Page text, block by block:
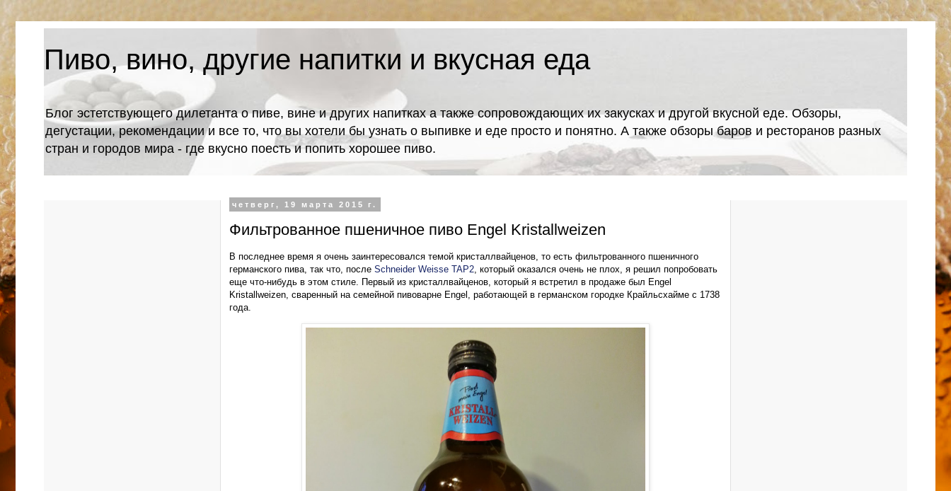
Пиво, вино, другие напитки и вкусная еда
Блог эстетствующего дилетанта о пиве, вине и других напитках а также сопровождающих их закусках и другой вкусной еде. Обзоры,
дегустации, рекомендации и все то, что вы хотели бы узнать о выпивке и еде просто и понятно. А также обзоры баров и ресторанов разных
стран и городов мира - где вкусно поесть и попить хорошее пиво.
четверг, 19 марта 2015 г.
Фильтрованное пшеничное пиво Engel Kristallweizen
В последнее время я очень заинтересовался темой кристаллвайценов, то есть фильтрованного пшеничного
германского пива, так что, после Schneider Weisse TAP2 , который оказался очень не плох, я решил попробовать
еще что-нибудь в этом стиле. Первый из кристаллвайценов, который я встретил в продаже был Engel
Kristallweizen, сваренный на семейной пивоварне Engel, работающей в германском городке Крайльсхайме с 1738
года.